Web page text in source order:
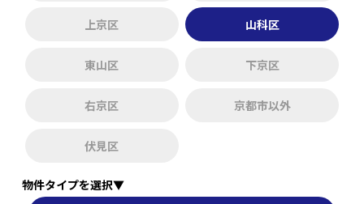
上京区 山科区
東山区 下京区
右京区 京都市以外
伏見区
物件タイプを選択▼